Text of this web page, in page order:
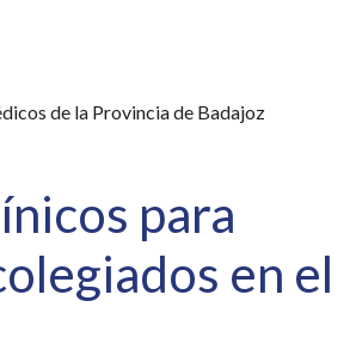
de la Provincia de Badajoz
para
en el